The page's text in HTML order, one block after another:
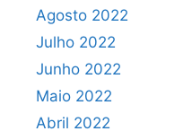
Agosto 2022
Julho 2022
Junho 2022
Maio 2022
Abril 2022